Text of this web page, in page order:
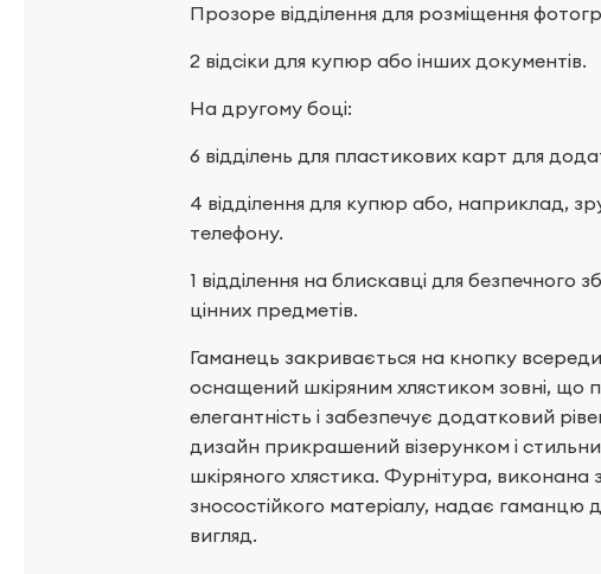
Прозоре відділення для розміщення
2 відсіки для купюр або інших документів.
На другому боці:
6 відділень для пластикових карт для
4 відділення для купюр або, наприклад,
телефону.
1 відділення на блискавці для безпечного
цінних предметів.
Гаманець закривається на кнопку
оснащений шкіряним хлястиком зовні, що
елегантність і забезпечує додатковий
дизайн прикрашений візерунком і
шкіряного хлястика. Фурнітура, виконана
зносостійкого матеріалу, надає гаманцю
вигляд.